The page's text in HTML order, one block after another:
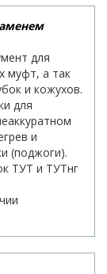
для
муфт, а так
и кожухов.
для
и
(поджоги).
ТУТ и ТУТнг